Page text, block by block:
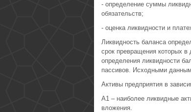
- определение суммы
обязательств;
- оценка ликвидности и
Ликвидность баланса
срок превращения которых в
определения ликвидности
пассивов. Исходными
Активы предприятия в
А1 – наиболее ликвидные
вложения.